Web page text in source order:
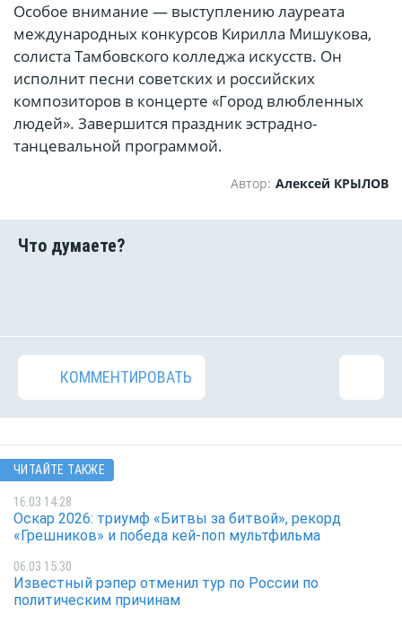
Особое внимание — выступлению лауреата
международных конкурсов Кирилла Мишукова,
солиста Тамбовского колледжа искусств. Он
исполнит песни советских и российских
композиторов в концерте «Город влюбленных
людей». Завершится праздник эстрадно-
танцевальной программой.
Автор: Алексей КРЫЛОВ
КОММЕНТИРОВАТЬ
ЧИТАЙТЕ ТАКЖЕ
16.03 14:28
Оскар 2026: триумф «Битвы за битвой», рекорд
«Грешников» и победа кей-поп мультфильма
06.03 15:30
Известный рэпер отменил тур по России по
политическим причинам